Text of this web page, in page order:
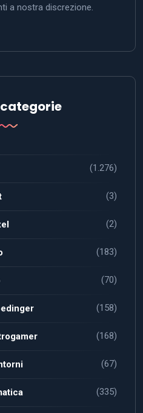
a nostra discrezione.
(1.276)
(3)
(2)
(183)
(70)
(158)
(168)
(67)
(335)